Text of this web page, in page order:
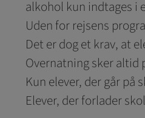
alkohol kun indtages i
Uden for rejsens
Det er dog et krav, at
Overnatning sker
Kun elever, der går på
Elever, der forlader